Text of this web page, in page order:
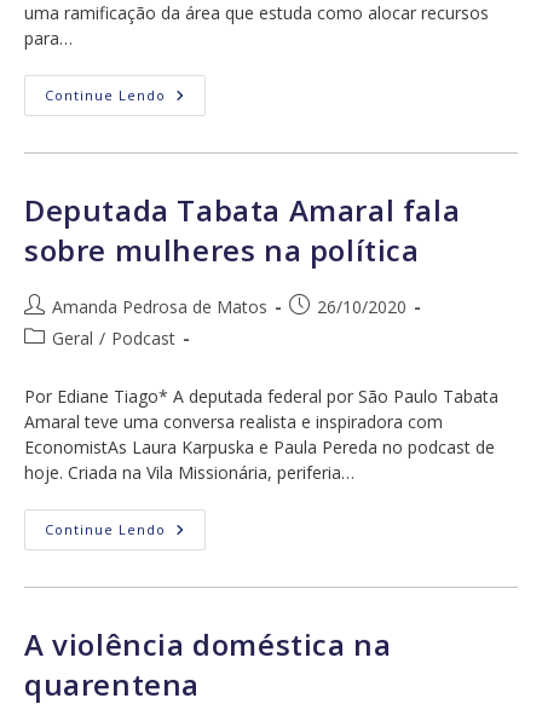
uma ramificação da área que estuda como alocar recursos
para…
Continue Lendo Podcast:
Maria
Sobre
A
Da
Saúde
Deputada Tabata Amaral fala
sobre mulheres na política
Autor
do
Amanda Pedrosa de Matos
Post26/10/2020
Categoria
post:
Geral / Podcast
Por Ediane Tiago* A deputada federal por São Paulo Tabata
Amaral teve uma conversa realista e inspiradora com
EconomistAs Laura Karpuska e Paula Pereda no podcast de
hoje. Criada na Vila Missionária, periferia…
Continue Lendo Deputada
Tabata
Política
A violência doméstica na
quarentena